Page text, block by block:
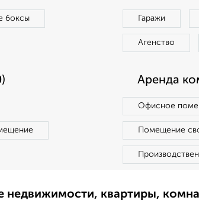
боксы Гаражи
Агенство
Аренда
Офисное
Помещение
недвижимости, квартиры,